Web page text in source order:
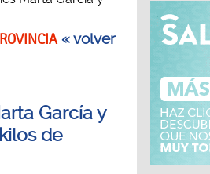
« volver
García y
de